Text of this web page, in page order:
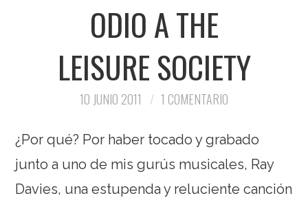
ODIO A THE
LEISURE SOCIETY
10 JUNIO 2011 1 COMENTARIO
¿Por qué? Por haber tocado y grabado
junto a uno de mis gurús musicales, Ray
Davies, una estupenda y reluciente canción